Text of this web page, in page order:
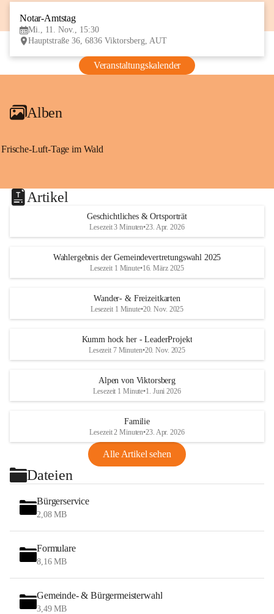
Notar-Amtstag
Mi., 11. Nov., 15:30
Hauptstraße 36, 6836 Viktorsberg, AUT
Veranstaltungskalender
Alben
Frische-Luft-Tage im Wald
Artikel
Geschichtliches & Ortsporträt
Lesezeit 3 Minuten•23. Apr. 2026
Wahlergebnis der Gemeindevertretungswahl 2025
Lesezeit 1 Minute•16. März 2025
Wander- & Freizeitkarten
Lesezeit 1 Minute•20. Nov. 2025
Kumm hock her - LeaderProjekt
Lesezeit 7 Minuten•20. Nov. 2025
Alpen von Viktorsberg
Lesezeit 1 Minute•1. Juni 2026
Familie
Lesezeit 2 Minuten•23. Apr. 2026
Alle Artikel sehen
Dateien
Bürgerservice
2,08 MB
Formulare
8,16 MB
Gemeinde- & Bürgermeisterwahl
3,49 MB